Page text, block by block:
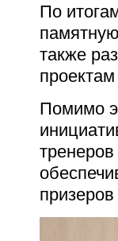
По
также
Помимо